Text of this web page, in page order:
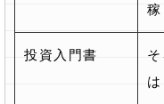
投資入門書
は